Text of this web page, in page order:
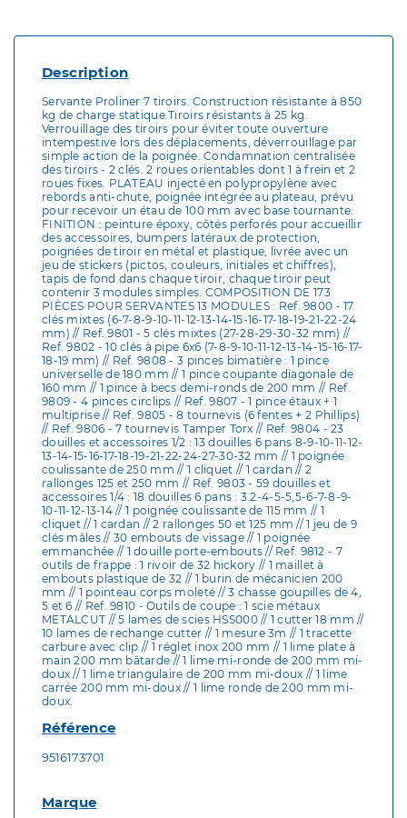
Description
Servante Proliner 7 tiroirs. Construction résistante à 850
kg de charge statique.Tiroirs résistants à 25 kg.
Verrouillage des tiroirs pour éviter toute ouverture
intempestive lors des déplacements, déverrouillage par
simple action de la poignée. Condamnation centralisée
des tiroirs - 2 clés. 2 roues orientables dont 1 à frein et 2
roues fixes. PLATEAU injecté en polypropylène avec
rebords anti-chute, poignée intégrée au plateau, prévu
pour recevoir un étau de 100 mm avec base tournante.
FINITION : peinture époxy, côtés perforés pour accueillir
des accessoires, bumpers latéraux de protection,
poignées de tiroir en métal et plastique, livrée avec un
jeu de stickers (pictos, couleurs, initiales et chiffres),
tapis de fond dans chaque tiroir, chaque tiroir peut
contenir 3 modules simples. COMPOSITION DE 173
PIÈCES POUR SERVANTES 13 MODULES : Ref. 9800 - 17
clés mixtes (6-7-8-9-10-11-12-13-14-15-16-17-18-19-21-22-24
mm) // Ref. 9801 - 5 clés mixtes (27-28-29-30-32 mm) //
Ref. 9802 - 10 clés à pipe 6x6 (7-8-9-10-11-12-13-14-15-16-17-
18-19 mm) // Ref. 9808 - 3 pinces bimatière : 1 pince
universelle de 180 mm // 1 pince coupante diagonale de
160 mm // 1 pince à becs demi-ronds de 200 mm // Ref.
9809 - 4 pinces circlips // Ref. 9807 - 1 pince étaux + 1
multiprise // Ref. 9805 - 8 tournevis (6 fentes + 2 Phillips)
// Ref. 9806 - 7 tournevis Tamper Torx // Ref. 9804 - 23
douilles et accessoires 1/2 : 13 douilles 6 pans 8-9-10-11-12-
13-14-15-16-17-18-19-21-22-24-27-30-32 mm // 1 poignée
coulissante de 250 mm // 1 cliquet // 1 cardan // 2
rallonges 125 et 250 mm // Ref. 9803 - 59 douilles et
accessoires 1/4 : 18 douilles 6 pans : 3.2-4-5-5,5-6-7-8-9-
10-11-12-13-14 // 1 poignée coulissante de 115 mm // 1
cliquet // 1 cardan // 2 rallonges 50 et 125 mm // 1 jeu de 9
clés mâles // 30 embouts de vissage // 1 poignée
emmanchée // 1 douille porte-embouts // Ref. 9812 - 7
outils de frappe : 1 rivoir de 32 hickory // 1 maillet à
embouts plastique de 32 // 1 burin de mécanicien 200
mm // 1 pointeau corps moleté // 3 chasse goupilles de 4,
5 et 6 // Ref. 9810 - Outils de coupe : 1 scie métaux
METALCUT // 5 lames de scies HSS000 // 1 cutter 18 mm //
10 lames de rechange cutter // 1 mesure 3m // 1 tracette
carbure avec clip // 1 réglet inox 200 mm // 1 lime plate à
main 200 mm bâtarde // 1 lime mi-ronde de 200 mm mi-
doux // 1 lime triangulaire de 200 mm mi-doux // 1 lime
carrée 200 mm mi-doux // 1 lime ronde de 200 mm mi-
doux.
Référence
9516173701
Marque